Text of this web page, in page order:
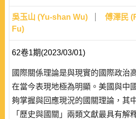
吳玉山 (Yu-shan Wu)
傅澤民
Fu)
62卷1期(2023/03/01)
國際關係理論是與現實的國際政治
在當今表現地極為明顯。美國與中
夠掌握與回應現況的國關理論，其
「歷史與國關」兩類文獻最具有解